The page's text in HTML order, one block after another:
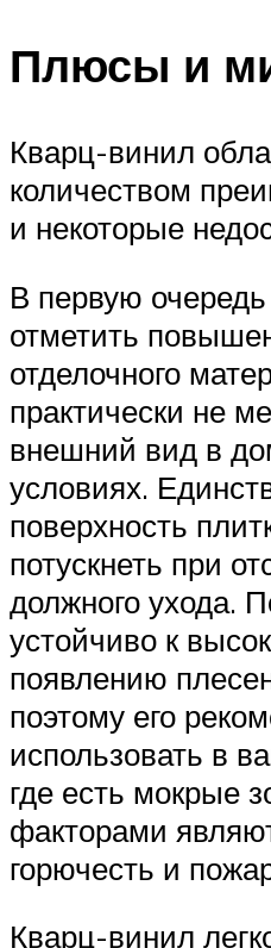
Плюсы и
Кварц-винил
количеством
и некоторые
В первую
отметить
отделочного
практически не
внешний вид в
условиях.
поверхность
потускнеть при
должного ухода.
устойчиво к
появлению
поэтому его
использовать в
где есть мокрые
факторами
горючесть и
Кварц-винил